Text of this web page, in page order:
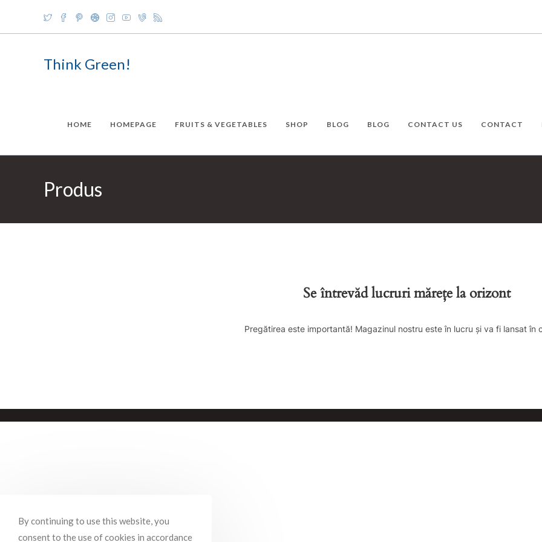
content
Think Green!
HOME HOMEPAGE FRUITS & VEGETABLES SHOP BLOG BLOG CONTACT US CONTACT
Produs
Se întrevăd lucruri mărețe la orizont
Pregătirea este importantă! Magazinul nostru este în lucru și va fi lansat în
By continuing to use this website, you
consent to the use of cookies in accordance